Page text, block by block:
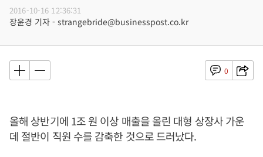
2016-10-16 12:36:31
장윤경 기자 - strangebride@businesspost.co.kr
0
올해 상반기에 1조 원 이상 매출을 올린 대형 상장사 가운
데 절반이 직원 수를 감축한 것으로 드러났다.